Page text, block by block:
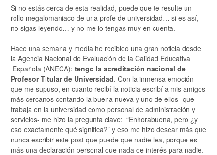
Si no estás cerca de esta realidad, puede que te resulte un
rollo megalomaniaco de una profe de universidad… si es así,
no sigas leyendo… y no me lo tengas muy en cuenta.
Hace una semana y media he recibido una gran noticia desde
la Agencia Nacional de Evaluación de la Calidad Educativa
Española (ANECA): tengo la acreditación nacional de
Profesor Titular de Universidad. Con la inmensa emoción
que me supuso, en cuanto recibí la noticia escribí a mis amigos
más cercanos contando la buena nueva y uno de ellos -que
trabaja en la universidad como personal de administración y
servicios- me hizo la pregunta clave: “Enhorabuena, pero ¿y
eso exactamente qué significa?” y eso me hizo desear más que
nunca escribir este post que puede que nadie lea, porque es
más una declaración personal que nada de interés para nadie.